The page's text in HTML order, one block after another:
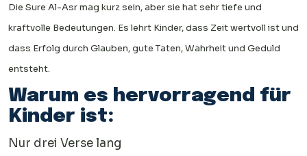
Die Sure Al-Asr mag kurz sein, aber sie hat sehr tiefe und
kraftvolle Bedeutungen. Es lehrt Kinder, dass Zeit wertvoll ist und
dass Erfolg durch Glauben, gute Taten, Wahrheit und Geduld
entsteht.
Warum es hervorragend für
Kinder ist:
Nur drei Verse lang